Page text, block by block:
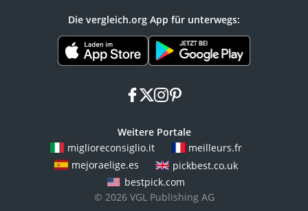
Die vergleich.org App für unterwegs:
facebook
x instagram
pinterest
Weitere Portale
miglioreconsiglio.it
meilleurs.fr
mejoraelige.es
pickbest.co.uk
bestpick.com
© 2026 VGL Publishing AG